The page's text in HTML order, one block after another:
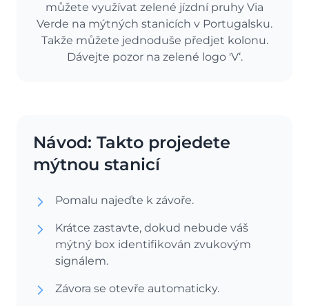
můžete využívat zelené jízdní pruhy Via
Verde na mýtných stanicích v Portugalsku.
Takže můžete jednoduše předjet kolonu.
Dávejte pozor na zelené logo 'V‘.
Návod: Takto projedete
mýtnou stanicí
Pomalu najeďte k závoře.
Krátce zastavte, dokud nebude váš
mýtný box identifikován zvukovým
signálem.
Závora se otevře automaticky.